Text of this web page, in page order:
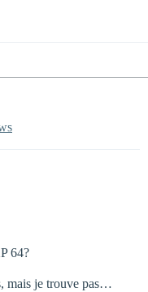
64?
mais je trouve pas…